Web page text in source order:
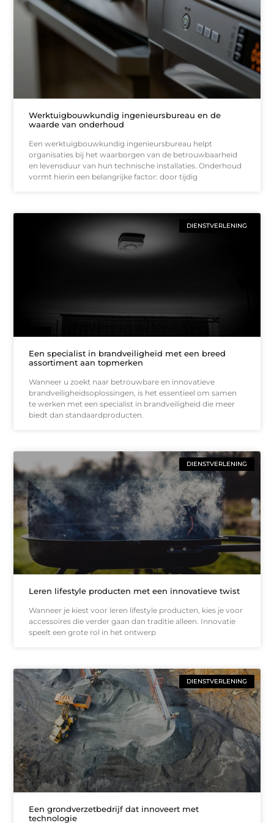
Werktuigbouwkundig ingenieursbureau en de
waarde van onderhoud
Een werktuigbouwkundig ingenieursbureau helpt
organisaties bij het waarborgen van de betrouwbaarheid
en levensduur van hun technische installaties. Onderhoud
vormt hierin een belangrijke factor: door tijdig
DIENSTVERLENING
Een specialist in brandveiligheid met een breed
assortiment aan topmerken
Wanneer u zoekt naar betrouwbare en innovatieve
brandveiligheidsoplossingen, is het essentieel om samen
te werken met een specialist in brandveiligheid die meer
biedt dan standaardproducten.
DIENSTVERLENING
Leren lifestyle producten met een innovatieve twist
Wanneer je kiest voor leren lifestyle producten, kies je voor
accessoires die verder gaan dan traditie alleen. Innovatie
speelt een grote rol in het ontwerp
DIENSTVERLENING
Een grondverzetbedrijf dat innoveert met
technologie